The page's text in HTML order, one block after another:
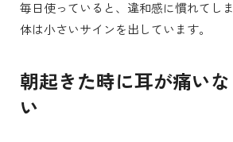
毎日使っていると、違和感に慣れてし
体は小さいサインを出しています。
朝起きた時に耳が痛い
い